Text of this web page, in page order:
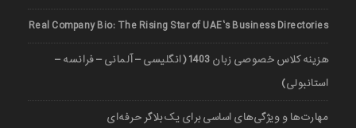
Real Company Bio: The Rising Star of UAE’s Business Directories
هزینه کلاس خصوصی زبان 1403 (انگلیسی – آلمانی – فرانسه –
استانبولی)
مهارت‌ها و ویژگی‌های اساسی برای یک بلاگر حرفه‌ای